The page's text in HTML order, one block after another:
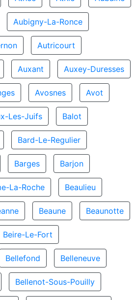
Aubigny-La-Ronce
Autricourt
Auxant Auxey-Duresses
Avosnes Avot
Les-Juifs Balot
Bard-Le-Regulier
Barges Barjon
La-Roche Beaulieu
Beaune Beaunotte
Beire-Le-Fort
Bellefond Belleneuve
Bellenot-Sous-Pouilly